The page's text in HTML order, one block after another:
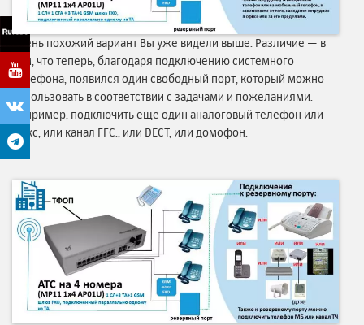
Очень похожий вариант Вы уже видели выше. Различие — в
том, что теперь, благодаря подключению системного
телефона, появился один свободный порт, который можно
использовать в соответствии с задачами и пожеланиями.
Например, подключить еще один аналоговый телефон или
факс, или канал ГГС., или DECT, или домофон.